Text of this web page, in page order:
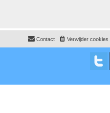
Verwijder cookies
Contact